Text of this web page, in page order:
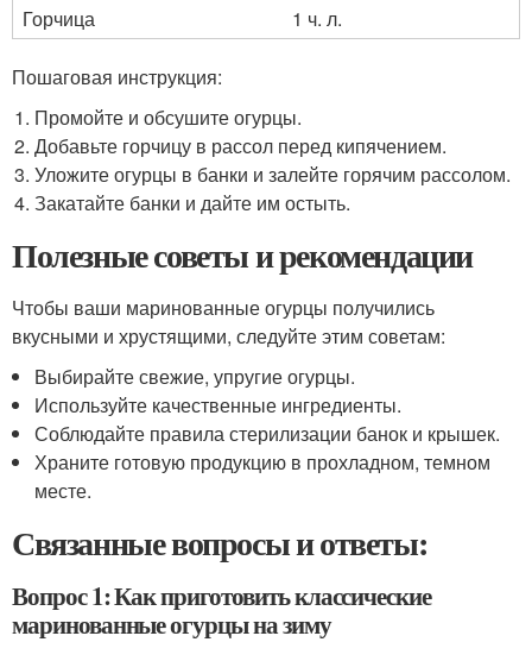
Горчица 1 ч. л.
Пошаговая инструкция:
Промойте и обсушите огурцы.
Добавьте горчицу в рассол перед кипячением.
Уложите огурцы в банки и залейте горячим рассолом.
Закатайте банки и дайте им остыть.
Полезные советы и рекомендации
Чтобы ваши маринованные огурцы получились
вкусными и хрустящими, следуйте этим советам:
Выбирайте свежие, упругие огурцы.
Используйте качественные ингредиенты.
Соблюдайте правила стерилизации банок и крышек.
Храните готовую продукцию в прохладном, темном
месте.
Связанные вопросы и ответы:
Вопрос 1: Как приготовить классические
маринованные огурцы на зиму